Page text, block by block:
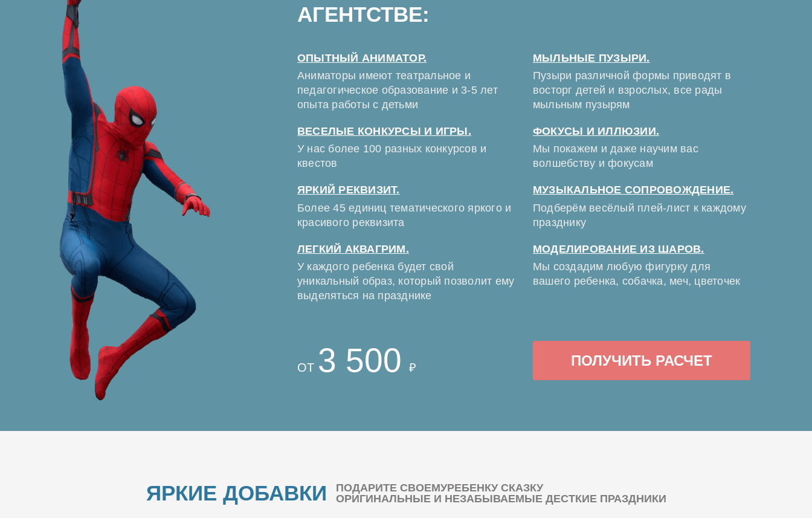
АГЕНТСТВЕ:
ОПЫТНЫЙ АНИМАТОР.
Аниматоры имеют театральное и
педагогическое образование и 3-5 лет
опыта работы с детьми
ВЕСЕЛЫЕ КОНКУРСЫ И ИГРЫ.
У нас более 100 разных конкурсов и
квестов
ЯРКИЙ РЕКВИЗИТ.
Более 45 единиц тематического яркого и
красивого реквизита
ЛЕГКИЙ АКВАГРИМ.
У каждого ребенка будет свой
уникальный образ, который позволит ему
выделяться на празднике
МЫЛЬНЫЕ ПУЗЫРИ.
Пузыри различной формы приводят в
восторг детей и взрослых, все рады
мыльным пузырям
ФОКУСЫ И ИЛЛЮЗИИ.
Мы покажем и даже научим вас
волшебству и фокусам
МУЗЫКАЛЬНОЕ СОПРОВОЖДЕНИЕ.
Подберём весёлый плей-лист к каждому
празднику
МОДЕЛИРОВАНИЕ ИЗ ШАРОВ.
Мы создадим любую фигурку для
вашего ребенка, собачка, меч, цветочек
ОТ 3 500 ₽ ПОЛУЧИТЬ РАСЧЕТ
ЯРКИЕ ДОБАВКИ
ПОДАРИТЕ СВОЕМУРЕБЕНКУ СКАЗКУ
ОРИГИНАЛЬНЫЕ И НЕЗАБЫВАЕМЫЕ ДЕСТКИЕ ПРАЗДНИКИ